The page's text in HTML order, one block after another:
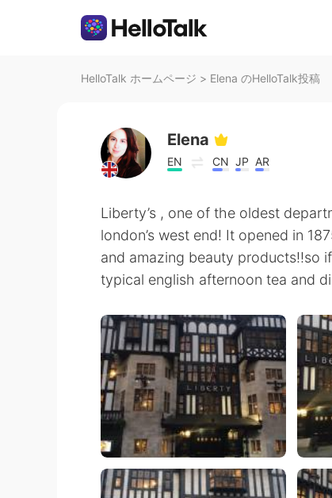
HelloTalk ホームページ > Elena のHelloTalk投稿
Elena
EN CN JP AR
Liberty’s , one of the oldest
london’s west end! It opened in
and amazing beauty products!!so
typical english afternoon tea and